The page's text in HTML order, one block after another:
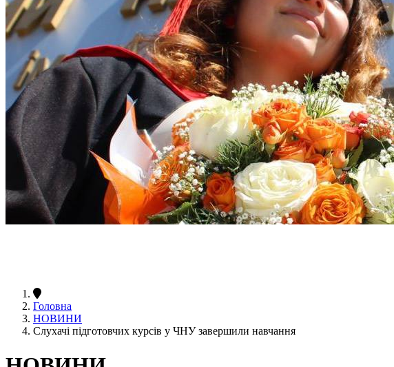
Головна
НОВИНИ
Слухачі підготовчих курсів у ЧНУ завершили навчання